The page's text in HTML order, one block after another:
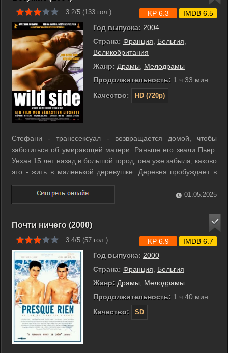
3.2/5 (133 гол.)
Год выпуска: 2004
Страна: Франция Бельгия
Великобритания
Жанр: Драмы
Мелодрамы
Продолжительность: 1 ч 33 мин
Качество:
HD (720p)
KP 6.3 IMDB 6.5
Стефани - транссексуал - возвращается домой, чтобы
заботиться об умирающей матери. Раньше его звали Пьер.
Уехав 15 лет назад в большой город, она уже забыла, каково
это - жить в маленькой деревушке. Деревня пробуждает в
ней воспоминания и эмоции. И не только в ней, но и в
Михаиле и Джамеле - двух молодых людях, с которыми она
живет. Михаил - ее ...
01.05.2025
Почти ничего (2000)
3.4/5 (57 гол.)
Год выпуска: 2000
Страна: Франция
Бельгия
Жанр: Драмы
Мелодрамы
Продолжительность: 1 ч 40 мин
Качество:
SD
KP 6.9 IMDB 6.7